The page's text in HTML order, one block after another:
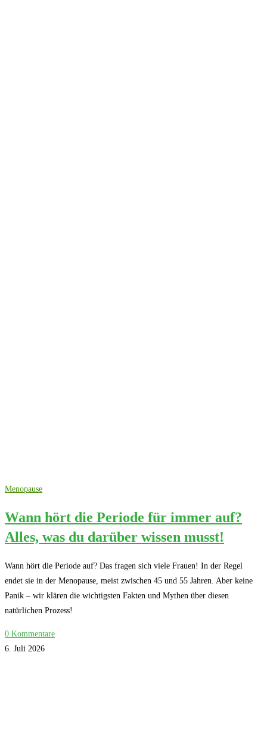
Menopause
Wann hört die Periode für immer auf?
Alles, was du darüber wissen musst!
Wann hört die Periode auf? Das fragen sich viele Frauen! In der Regel
endet sie in der Menopause, meist zwischen 45 und 55 Jahren. Aber keine
Panik – wir klären die wichtigsten Fakten und Mythen über diesen
natürlichen Prozess!
0 Kommentare
6. Juli 2026